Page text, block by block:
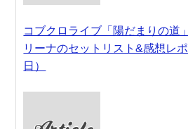
コブクロライブ「陽だまりの道
リーナのセットリスト&感想レ
日）